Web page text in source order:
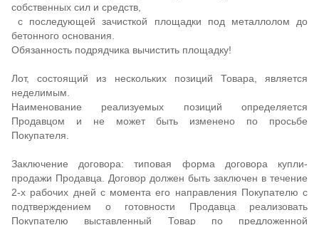
собственных сил и средств,
с последующей зачисткой площадки под металлолом до
бетонного основания.
Обязанность подрядчика вычистить площадку!
Лот, состоящий из нескольких позиций Товара, является
неделимым.
Наименование реализуемых позиций определяется
Продавцом и не может быть изменено по просьбе
Покупателя.
Заключение договора: типовая форма договора купли-
продажи Продавца. Договор должен быть заключен в течение
2-х рабочих дней с момента его направления Покупателю с
подтверждением о готовности Продавца реализовать
Покупателю выставленный Товар по предложенной